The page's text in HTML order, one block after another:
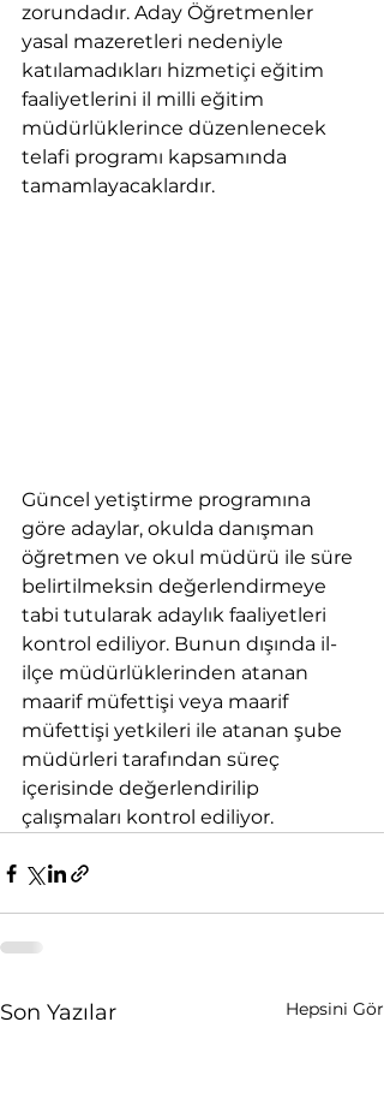
zorundadır. Aday Öğretmenler
yasal mazeretleri nedeniyle
katılamadıkları hizmetiçi eğitim
faaliyetlerini il milli eğitim
müdürlüklerince düzenlenecek
telafi programı kapsamında
tamamlayacaklardır.
Güncel yetiştirme programına
göre adaylar, okulda danışman
öğretmen ve okul müdürü ile süre
belirtilmeksin değerlendirmeye
tabi tutularak adaylık faaliyetleri
kontrol ediliyor. Bunun dışında il-
ilçe müdürlüklerinden atanan
maarif müfettişi veya maarif
müfettişi yetkileri ile atanan şube
müdürleri tarafından süreç
içerisinde değerlendirilip
çalışmaları kontrol ediliyor.
Son Yazılar Hepsini Gör